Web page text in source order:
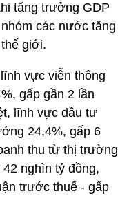
tăng trưởng GDP
các nước tăng
giới.
vực viễn thông
gấp gần 2 lần
lĩnh vực đầu tư
24,4%, gấp 6
thu từ thị trường
nghìn tỷ đồng,
trước thuế - gấp